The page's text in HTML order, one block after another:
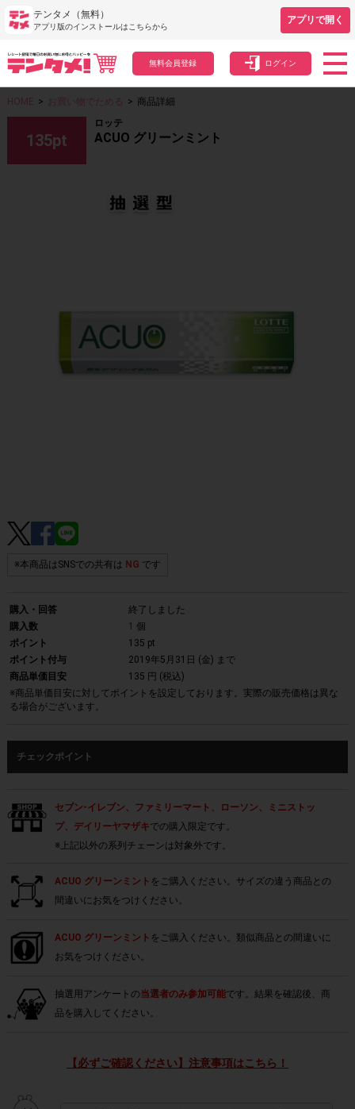
テンタメ（無料）
アプリ版のインストールはこちらから
アプリで開く
無料会員登録 ログイン
HOME > お買い物でためる > 商品詳細
135pt
ロッテ
ACUO グリーンミント
※本商品はSNSでの共有は NG です
購入・回答
終了しました
購入数
1 個
ポイント
135 pt
ポイント付与
2019年5月31日 (金) まで
商品単価目安
135 円 (税込)
※商品単価目安に対してポイントを設定しております。実際の販売価格は異な
る場合がございます。
チェックポイント
セブン-イレブン、ファミリーマート、ローソン、ミニストッ
プ、デイリーヤマザキでの購入限定です。
※上記以外の系列チェーンは対象外です。
ACUO グリーンミント をご購入ください。サイズの違う商品との
間違いにお気をつけください。
ACUO グリーンミント をご購入ください。類似商品との間違いに
お気をつけください。
抽選用アンケートの当選者のみ参加可能です。結果を確認後、商
品を購入してください。
【必ずご確認ください】注意事項はこちら！